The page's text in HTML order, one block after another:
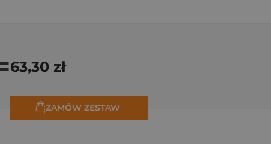
63,30 zł
ZAMÓW ZESTAW